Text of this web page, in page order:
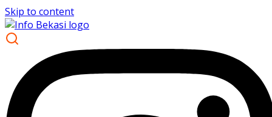
Skip to content